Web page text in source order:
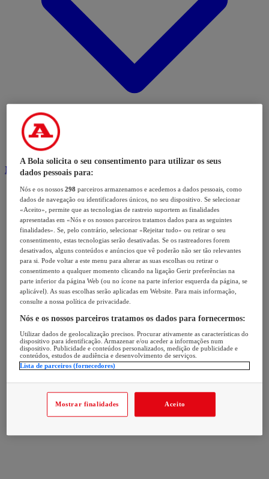
Modalidades
A Bola solicita o seu consentimento para utilizar os seus
dados pessoais para:
Nós e os nossos298 parceiros armazenamos e acedemos a dados pessoais, como
dados de navegação ou identificadores únicos, no seu dispositivo. Se selecionar
«Aceito», permite que as tecnologias de rastreio suportem as finalidades
apresentadas em «Nós e os nossos parceiros tratamos dados para as seguintes
finalidades». Se, pelo contrário, selecionar «Rejeitar tudo» ou retirar o seu
consentimento, estas tecnologias serão desativadas. Se os rastreadores forem
desativados, alguns conteúdos e anúncios que vê poderão não ser tão relevantes
para si. Pode voltar a este menu para alterar as suas escolhas ou retirar o
consentimento a qualquer momento clicando na ligação Gerir preferências na
parte inferior da página Web (ou no ícone na parte inferior esquerda da página, se
aplicável). As suas escolhas serão aplicadas em Website. Para mais informação,
consulte a nossa política de privacidade.
Nós e os nossos parceiros tratamos os dados para fornecermos:
Utilizar dados de geolocalização precisos. Procurar ativamente as características do
dispositivo para identificação. Armazenar e/ou aceder a informações num
dispositivo. Publicidade e conteúdos personalizados, medição de publicidade e
conteúdos, estudos de audiência e desenvolvimento de serviços.
Lista de parceiros (fornecedores)
Mostrar finalidades Aceito